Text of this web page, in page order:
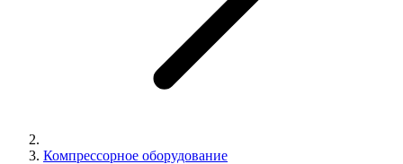
Компрессорное оборудование